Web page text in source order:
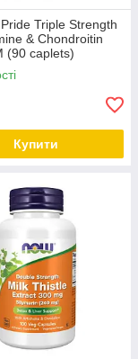
Triple Strength
& Chondroitin
(90 caplets)
Купити